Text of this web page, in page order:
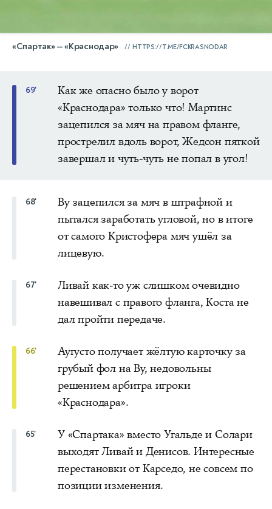
«Спартак» — «Краснодар» HTTPS://T.ME/FCKRASNODAR
69'
Как же опасно было у ворот
«Краснодара» только что! Мартинс
зацепился за мяч на правом фланге,
прострелил вдоль ворот, Жедсон пяткой
завершал и чуть-чуть не попал в угол!
68'
Ву зацепился за мяч в штрафной и
пытался заработать угловой, но в итоге
от самого Кристофера мяч ушёл за
лицевую.
67'
Ливай как-то уж слишком очевидно
навешивал с правого фланга, Коста не
дал пройти передаче.
66'
Аугусто получает жёлтую карточку за
грубый фол на Ву, недовольны
решением арбитра игроки
«Краснодара».
65'
У «Спартака» вместо Угальде и Солари
выходят Ливай и Денисов. Интересные
перестановки от Карседо, не совсем по
позиции изменения.